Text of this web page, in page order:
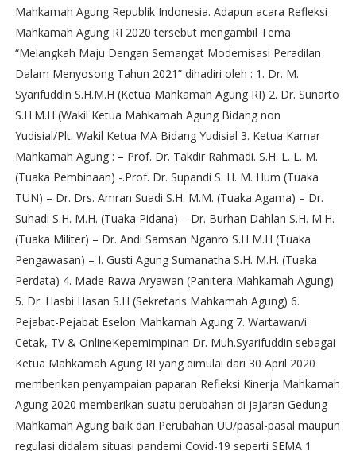
Mahkamah Agung Republik Indonesia. Adapun acara Refleksi
Mahkamah Agung RI 2020 tersebut mengambil Tema
“Melangkah Maju Dengan Semangat Modernisasi Peradilan
Dalam Menyosong Tahun 2021” dihadiri oleh : 1. Dr. M.
Syarifuddin S.H.M.H (Ketua Mahkamah Agung RI) 2. Dr. Sunarto
S.H.M.H (Wakil Ketua Mahkamah Agung Bidang non
Yudisial/Plt. Wakil Ketua MA Bidang Yudisial 3. Ketua Kamar
Mahkamah Agung : – Prof. Dr. Takdir Rahmadi. S.H. L. L. M.
(Tuaka Pembinaan) -.Prof. Dr. Supandi S. H. M. Hum (Tuaka
TUN) – Dr. Drs. Amran Suadi S.H. M.M. (Tuaka Agama) – Dr.
Suhadi S.H. M.H. (Tuaka Pidana) – Dr. Burhan Dahlan S.H. M.H.
(Tuaka Militer) – Dr. Andi Samsan Nganro S.H M.H (Tuaka
Pengawasan) – I. Gusti Agung Sumanatha S.H. M.H. (Tuaka
Perdata) 4. Made Rawa Aryawan (Panitera Mahkamah Agung)
5. Dr. Hasbi Hasan S.H (Sekretaris Mahkamah Agung) 6.
Pejabat-Pejabat Eselon Mahkamah Agung 7. Wartawan/i
Cetak, TV & OnlineKepemimpinan Dr. Muh.Syarifuddin sebagai
Ketua Mahkamah Agung RI yang dimulai dari 30 April 2020
memberikan penyampaian paparan Refleksi Kinerja Mahkamah
Agung 2020 memberikan suatu perubahan di jajaran Gedung
Mahkamah Agung baik dari Perubahan UU/pasal-pasal maupun
regulasi didalam situasi pandemi Covid-19 seperti SEMA 1